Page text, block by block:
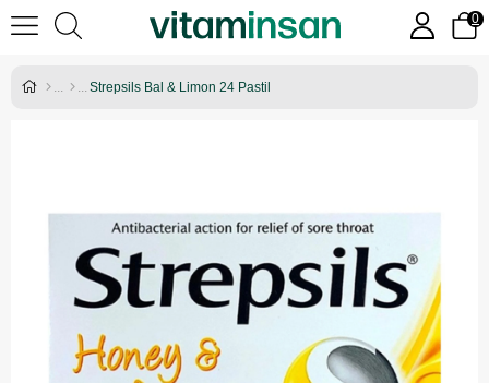
0
Strepsils Bal & Limon 24 Pastil